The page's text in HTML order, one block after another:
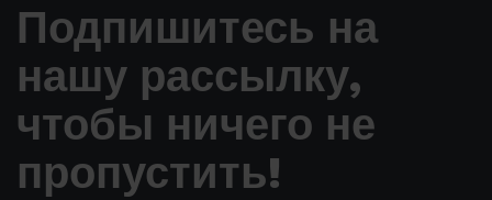
Подпишитесь на
нашу рассылку,
чтобы ничего не
пропустить!